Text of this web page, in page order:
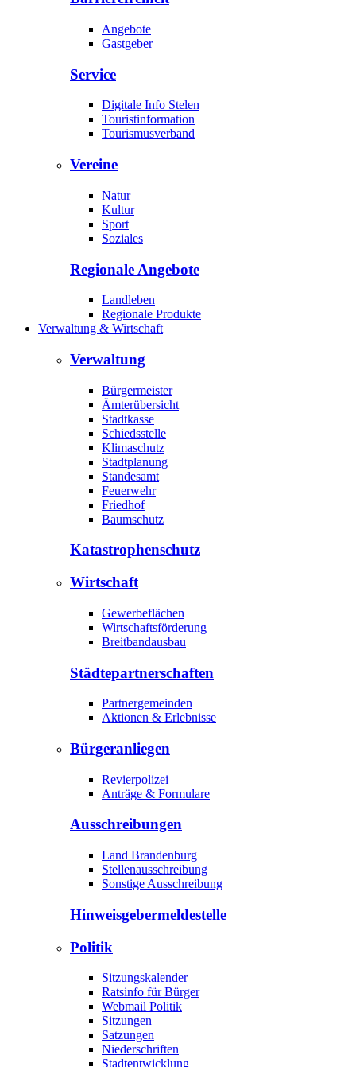
Angebote
Gastgeber
Service
Digitale Info Stelen
Touristinformation
Tourismusverband
Vereine
Natur
Kultur
Sport
Soziales
Regionale Angebote
Landleben
Regionale Produkte
Verwaltung & Wirtschaft
Verwaltung
Bürgermeister
Ämterübersicht
Stadtkasse
Schiedsstelle
Klimaschutz
Stadtplanung
Standesamt
Feuerwehr
Friedhof
Baumschutz
Katastrophen­schutz
Wirtschaft
Gewerbeflächen
Wirtschaftsförderung
Breitbandausbau
Städte­partnerschaften
Partnergemeinden
Aktionen & Erlebnisse
Bürgeranliegen
Revierpolizei
Anträge & Formulare
Ausschreibungen
Land Brandenburg
Stellenausschreibung
Sonstige Ausschreibung
Hinweisgeber­meldestelle
Politik
Sitzungskalender
Ratsinfo für Bürger
Webmail Politik
Sitzungen
Satzungen
Niederschriften
Stadtentwicklung